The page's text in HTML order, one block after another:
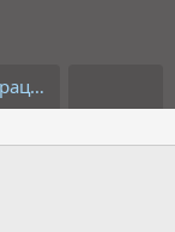
Регистрация